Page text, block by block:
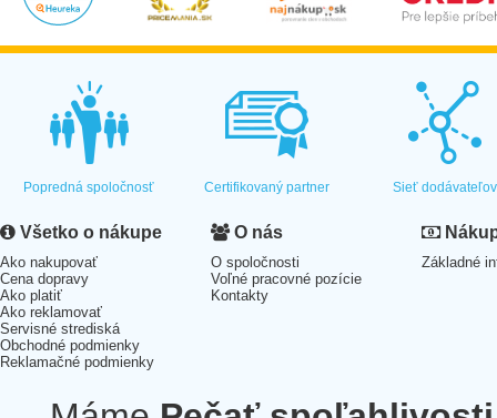
Popredná spoločnosť Certifikovaný partner Sieť dodávateľov
Všetko o nákupe
Ako nakupovať
Cena dopravy
Ako platiť
Ako reklamovať
Servisné strediská
Obchodné podmienky
Reklamačné podmienky
O nás
O spoločnosti
Voľné pracovné pozície
Kontakty
Základné